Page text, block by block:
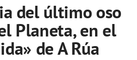
del último oso
Planeta, en el
de A Rúa